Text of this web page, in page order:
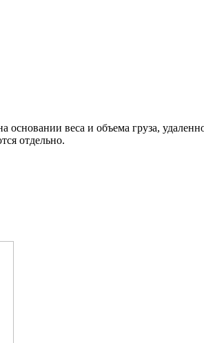
веса и объема груза,
отдельно.